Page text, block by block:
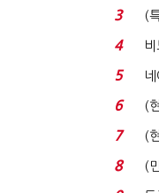
국
3
(
4
5
6
(
7
(
8
(